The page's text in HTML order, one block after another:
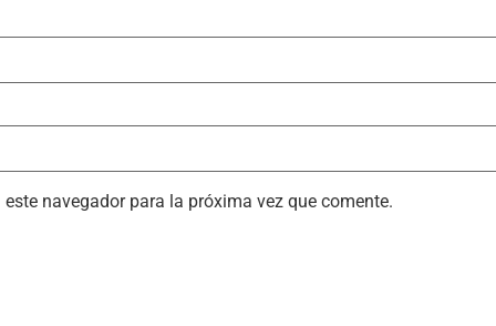
navegador para la próxima vez que comente.